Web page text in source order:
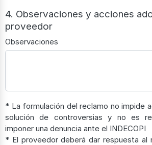
4. Observaciones y acciones
proveedor
Observaciones
* La formulación del reclamo no impide
solución de controversias y no es
imponer una denuncia ante el INDECOPI
* El proveedor deberá dar respuesta al